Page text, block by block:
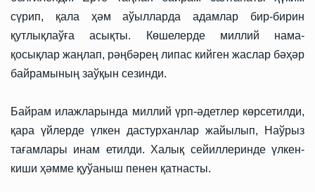
сүрип, қала ҳәм аўылларда адамлар бир-бирин
қутлықлаўға асықты. Көшелерде миллий нама-
қосықлар жаңлап, рәңбәрең липас кийген жаслар бәҳәр
байрамының заўқын сезинди.
Байрам илажларында миллий үрп-әдетлер көрсетилди,
қара үйлерде үлкен дастурханлар жайылып, Наўрыз
тағамлары инам етилди. Халық сейиллеринде үлкен-
киши ҳәмме қуўаныш пенен қатнасты.